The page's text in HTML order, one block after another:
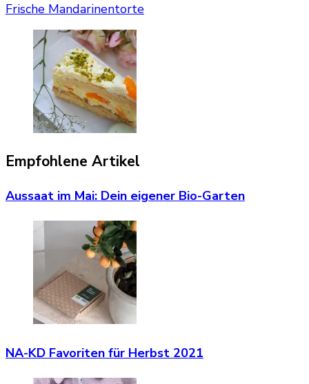
Frische Mandarinentorte
Empfohlene Artikel
Aussaat im Mai: Dein eigener Bio-Garten
NA-KD Favoriten für Herbst 2021